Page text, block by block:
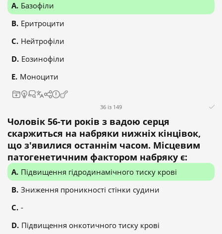
Базофіли
Еритроцити
Нейтрофіли
Еозинофіли
Моноцити
36 із 149
Чоловік 56-ти років з вадою серця
скаржиться на набряки нижніх кінцівок,
що з'явилися останнім часом. Місцевим
патогенетичним фактором набряку є:
Підвищення гідродинамічного тиску крові
Зниження проникності стінки судини
-
Підвищення онкотичного тиску крові